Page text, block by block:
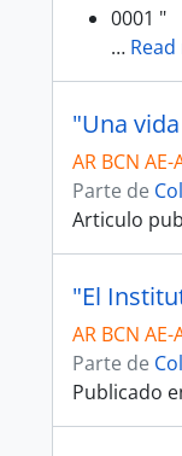
0001 "
…
"Una
AR BCN
Parte de
Articulo
AR BCN
Parte de
Publicado